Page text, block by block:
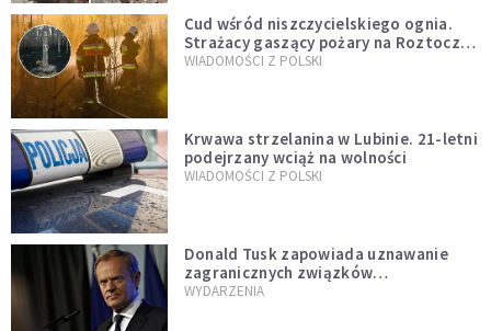
Cud wśród niszczycielskiego ognia.
Strażacy gaszący pożary na Roztoczu
opublikowali niezwykłe zdjęcie
WIADOMOŚCI Z POLSKI
Krwawa strzelanina w Lubinie. 21-letni
podejrzany wciąż na wolności
WIADOMOŚCI Z POLSKI
Donald Tusk zapowiada uznawanie
zagranicznych związków
jednopłciowych. "Państwo oblało ten
WYDARZENIA